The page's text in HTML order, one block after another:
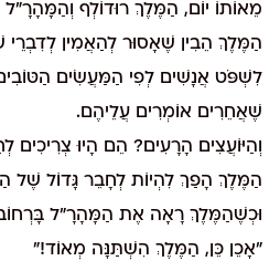
מֵאוֹתוֹ יוֹם, הַמֶּלֶךְ רוּדוֹלְף
הַמֶּלֶךְ הֵבִין שֶׁאָסוּר לְהַאֲמִין לְדִבְרֵי
לִשְׁפֹּט אֲנָשִׁים לְפִי הַמַּעֲשִׂים
שֶׁאֲחֵרִים אוֹמְרִים עֲלֵיהֶם.
וְהַיּוֹעֲצִים הָרָעִים? הֵם הָיוּ צְרִיכִים
הַמֶּלֶךְ הָפַךְ לִהְיוֹת לְחָבֵר גָּדוֹל שֶׁל
וּכְשֶׁהַמֶּלֶךְ רָאָה אֶת הַמָּהָרָ"ל
"אָכֵן כֵּן, הַמֶּלֶךְ הִשְׁתַּנָּה מְאוֹד!"